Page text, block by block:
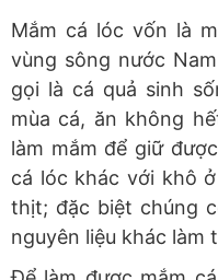
Mắm cá lóc vốn là
vùng sông nước
gọi là cá quả sinh
mùa cá, ăn không
làm mắm để giữ
cá lóc khác với khô
thịt; đặc biệt chúng
nguyên liệu khác làm